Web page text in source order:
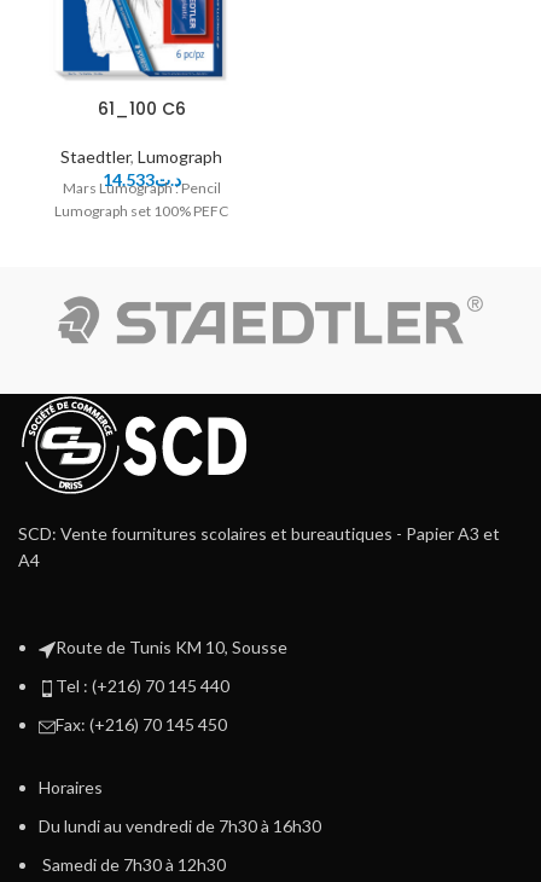
61_100 C6
Staedtler, Lumograph
د.ت14.533
Mars Lumograph : Pencil
Lumograph set 100% PEFC
SCD: Vente fournitures scolaires et bureautiques - Papier A3 et
A4
Route de Tunis KM 10, Sousse
Tel : (+216) 70 145 440
Fax: (+216) 70 145 450
Horaires
Du lundi au vendredi de 7h30 à 16h30
Samedi de 7h30 à 12h30